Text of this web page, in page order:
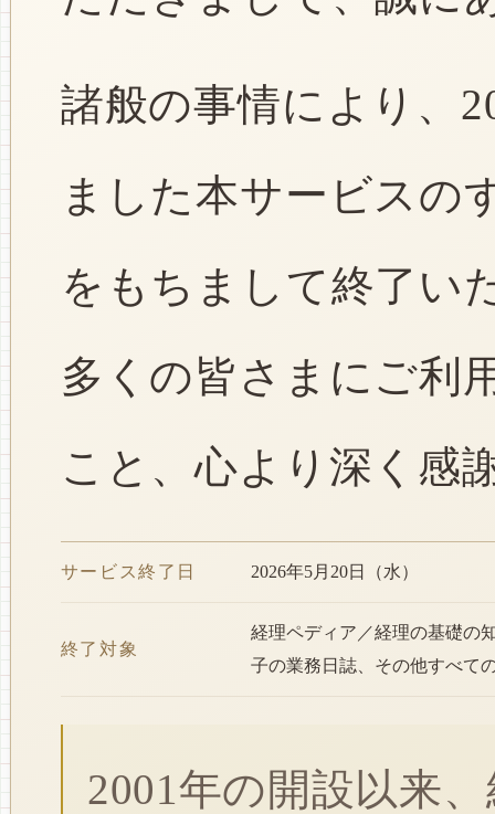
諸般の事情により、
ました本サービスの
をもちまして終了い
多くの皆さまにご利
こと、心より深く感
サービス終了日 2026年5月20日（水）
終了対象
経理ペディア／経理の基礎の
子の業務日誌、その他すべて
2001年の開設以来